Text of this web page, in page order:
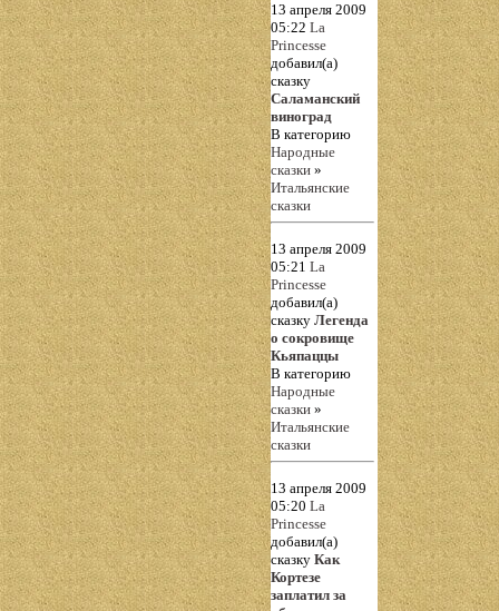
13 апреля 2009
05:22 La
Princesse
добавил(а)
сказку
Саламанский
виноград
В категорию
Народные
сказки »
Итальянские
сказки
13 апреля 2009
05:21 La
Princesse
добавил(а)
сказку Легенда
о сокровище
Кьяпаццы
В категорию
Народные
сказки »
Итальянские
сказки
13 апреля 2009
05:20 La
Princesse
добавил(а)
сказку Как
Кортезе
заплатил за